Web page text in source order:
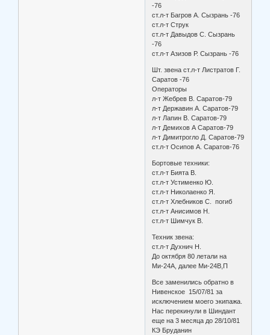
-76
ст.л-т Багров А. Сызрань -76
ст.л-т Струк
ст.л-т Давыдов С. Сызрань
-76
ст.л-т Азизов Р. Сызрань -76
Шт. звена ст.л-т Листратов Г.
Саратов -76
Операторы
л-т Жебрев В. Саратов-79
л-т Державин А. Саратов-79
л-т Лапин В. Саратов-79
л-т Демихов А Саратов-79
л-т Димитрогло Д. Саратов-79
ст.л-т Осипов А. Саратов-76
Бортовые техники:
ст.л-т Бията В.
ст.л-т Устименко Ю.
ст.л-т Николаенко Я.
ст.л-т Хлебников С. погиб
ст.л-т Анисимов Н.
ст.л-т Шимчук В.
Техник звена:
ст.л-т Духнич Н.
До октября 80 летали на
Ми-24А, далее Ми-24В,П
Все заменились обратно в
Нивенское 15/07/81 за
иcключением моего экипажа.
Нас перекинули в Шиндант
еще на 3 месяца до 28/10/81
КЭ Бруданин